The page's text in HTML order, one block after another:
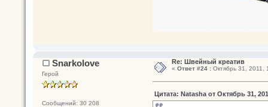
Snarkolove
Герой
Сообщений: 30 208
Re: Швейный креатив
« Ответ #24 :Октябрь 31, 2011,
Цитата: Natasha от Октябрь 31,